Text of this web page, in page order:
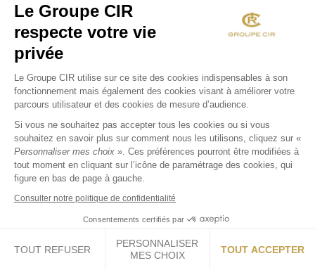
DOUBLE RÉCOMPENSE POUR LE GROUPE
CIR !
actus
Le Groupe CIR est très fier d’annoncer la
double distinction décernée par les CGP
POLITIQUE DE
CONFIDENTIALITÉ
CONTACT
Le Groupe CIR
respecte votre vie
privée
Le Groupe CIR utilise sur ce site des cookies indispensables à son
fonctionnement mais également des cookies visant à améliorer votre
parcours utilisateur et des cookies de mesure d’audience.
Si vous ne souhaitez pas accepter tous les cookies ou si vous
souhaitez en savoir plus sur comment nous les utilisons, cliquez sur «
Personnaliser mes choix ». Ces préférences pourront être modifiées à
tout moment en cliquant sur l’icône de paramétrage des cookies, qui
figure en bas de page à gauche.
Consulter notre politique de confidentialité
Consentements certifiés par
TOUT REFUSER
PERSONNALISER
MES CHOIX
TOUT ACCEPTER